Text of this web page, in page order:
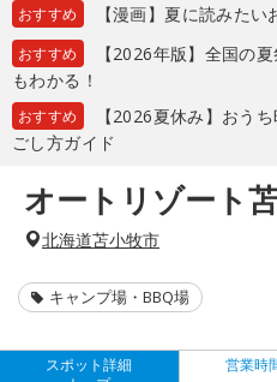
おすすめ 【漫画】夏に読みた
おすすめ
【2026年版】全国の
もわかる！
おすすめ
【2026夏休み】おう
ごし方ガイド
オートリゾート
北海道苫小牧市
キャンプ場・BBQ場
スポット詳細
営業時